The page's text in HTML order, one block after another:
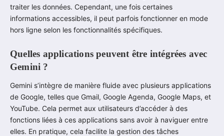
traiter les données. Cependant, une fois certaines
informations accessibles, il peut parfois fonctionner en mode
hors ligne selon les fonctionnalités spécifiques.
Quelles applications peuvent être intégrées avec
Gemini ?
Gemini s’intègre de manière fluide avec plusieurs applications
de Google, telles que Gmail, Google Agenda, Google Maps, et
YouTube. Cela permet aux utilisateurs d’accéder à des
fonctions liées à ces applications sans avoir à naviguer entre
elles. En pratique, cela facilite la gestion des tâches